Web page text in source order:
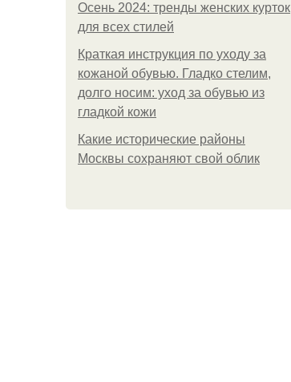
Осень 2024: тренды женских курток
для всех стилей
Краткая инструкция по уходу за
кожаной обувью. Гладко стелим,
долго носим: уход за обувью из
гладкой кожи
Какие исторические районы
Москвы сохраняют свой облик